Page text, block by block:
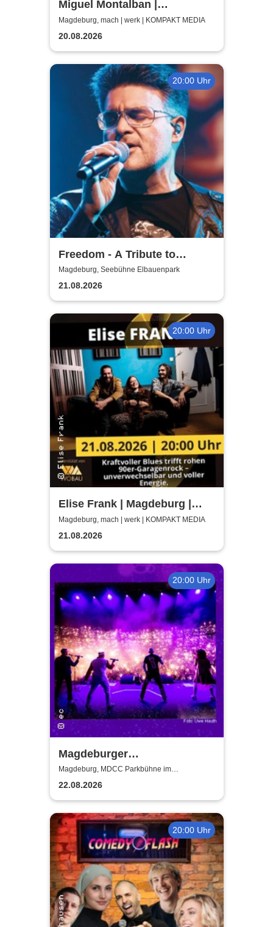
Miguel Montalban |
Magdeburg | machwerk
Magdeburg, mach | werk | KOMPAKT MEDIA
20.08.2026
20:00 Uhr
Freedom - A Tribute to
George Michael
Magdeburg, Seebühne Elbauenpark
21.08.2026
20:00 Uhr
Elise Frank | Magdeburg |
machwerk
Magdeburg, mach | werk | KOMPAKT MEDIA
21.08.2026
20:00 Uhr
Magdeburger
Taschenlampenkonzert
Magdeburg, MDCC Parkbühne im
Elbauenpark
22.08.2026
20:00 Uhr